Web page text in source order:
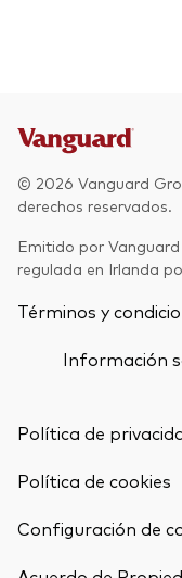
© 2026 Vanguard
derechos reservados.
Emitido por
regulada en Irlanda
Términos y
Información
Política de
Política de cookies
Configuración de